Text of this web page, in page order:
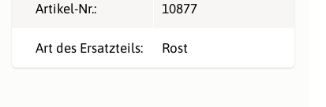
Artikel-Nr.: 10877
Art des Ersatzteils: Rost